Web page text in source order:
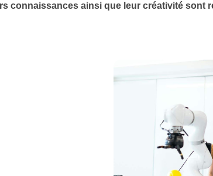
connaissances ainsi que leur créativité sont